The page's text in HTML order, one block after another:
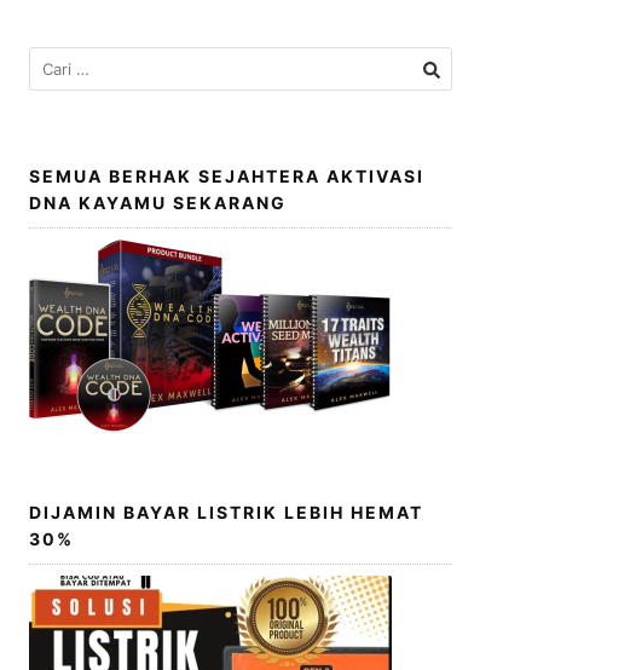
SEMUA BERHAK SEJAHTERA AKTIVASI
DNA KAYAMU SEKARANG
DIJAMIN BAYAR LISTRIK LEBIH HEMAT
30%